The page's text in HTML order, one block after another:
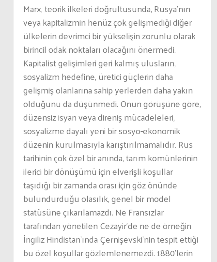
Marx, teorik ilkeleri doğrultusunda, Rusya’nın
veya kapitalizmin henüz çok gelişmediği diğer
ülkelerin devrimci bir yükselişin zorunlu olarak
birincil odak noktaları olacağını önermedi.
Kapitalist gelişimleri geri kalmış ulusların,
sosyalizm hedefine, üretici güçlerin daha
gelişmiş olanlarına sahip yerlerden daha yakın
olduğunu da düşünmedi. Onun görüşüne göre,
düzensiz isyan veya direniş mücadeleleri,
sosyalizme dayalı yeni bir sosyo-ekonomik
düzenin kurulmasıyla karıştırılmamalıdır. Rus
tarihinin çok özel bir anında, tarım komünlerinin
ilerici bir dönüşümü için elverişli koşullar
taşıdığı bir zamanda orası için göz önünde
bulundurduğu olasılık, genel bir model
statüsüne çıkarılamazdı. Ne Fransızlar
tarafından yönetilen Cezayir’de ne de örneğin
İngiliz Hindistan’ında Çernişevski’nin tespit ettiği
bu özel koşullar gözlemlenemezdi. 1880’lerin